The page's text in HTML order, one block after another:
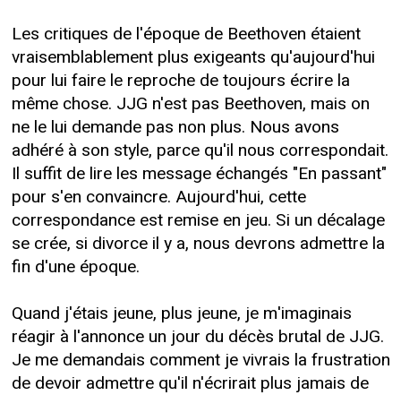
Les critiques de l'époque de Beethoven étaient
vraisemblablement plus exigeants qu'aujourd'hui
pour lui faire le reproche de toujours écrire la
même chose. JJG n'est pas Beethoven, mais on
ne le lui demande pas non plus. Nous avons
adhéré à son style, parce qu'il nous correspondait.
Il suffit de lire les message échangés "En passant"
pour s'en convaincre. Aujourd'hui, cette
correspondance est remise en jeu. Si un décalage
se crée, si divorce il y a, nous devrons admettre la
fin d'une époque.
Quand j'étais jeune, plus jeune, je m'imaginais
réagir à l'annonce un jour du décès brutal de JJG.
Je me demandais comment je vivrais la frustration
de devoir admettre qu'il n'écrirait plus jamais de